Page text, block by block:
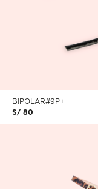
BIPOLAR#9P+
S/ 80